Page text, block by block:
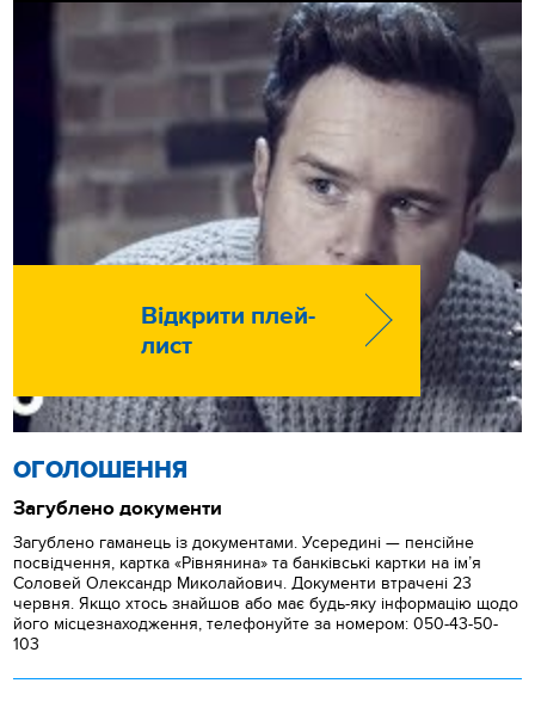
Відкрити плей-
лист
ОГОЛОШЕННЯ
Загублено документи
Загублено гаманець із документами. Усередині — пенсійне
посвідчення, картка «Рівнянина» та банківські картки на ім’я
Соловей Олександр Миколайович. Документи втрачені 23
червня. Якщо хтось знайшов або має будь-яку інформацію щодо
його місцезнаходження, телефонуйте за номером: 050-43-50-
103